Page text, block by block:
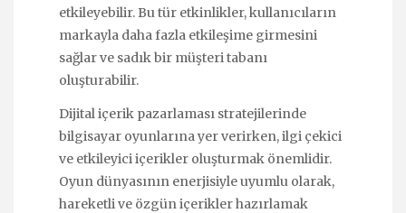
etkileyebilir. Bu tür etkinlikler, kullanıcıların
markayla daha fazla etkileşime girmesini
sağlar ve sadık bir müşteri tabanı
oluşturabilir.
Dijital içerik pazarlaması stratejilerinde
bilgisayar oyunlarına yer verirken, ilgi çekici
ve etkileyici içerikler oluşturmak önemlidir.
Oyun dünyasının enerjisiyle uyumlu olarak,
hareketli ve özgün içerikler hazırlamak